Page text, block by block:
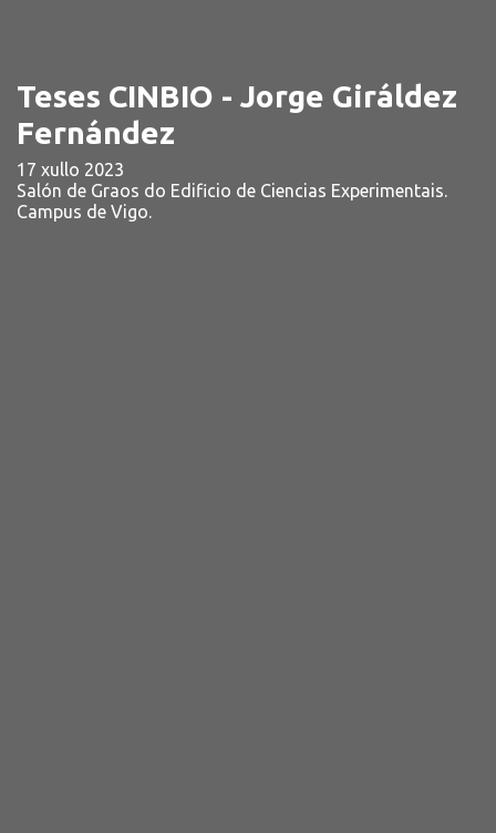
Teses CINBIO - Jorge Giráldez
Fernández
17 xullo 2023
Salón de Graos do Edificio de Ciencias Experimentais.
Campus de Vigo.